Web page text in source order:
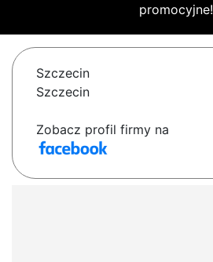
promocyjne!
Szczecin
Szczecin
Zobacz profil firmy na